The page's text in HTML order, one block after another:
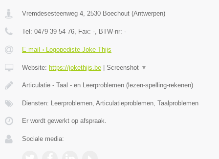
Vremdesesteenweg 4, 2530 Boechout (Antwerpen)
Tel: 0479 39 54 76, Fax: -, BTW-nr: -
E-mail › Logopediste Joke Thijs
Website: https://jokethijs.be Screenshot ▼
Articulatie - Taal - en Leerproblemen (lezen-spelling-rekenen)
Diensten: Leerproblemen, Articulatieproblemen, Taalproblemen
Er wordt gewerkt op afspraak.
Sociale media: